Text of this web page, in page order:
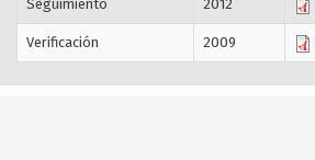
Seguimiento 2012
Verificación 2009